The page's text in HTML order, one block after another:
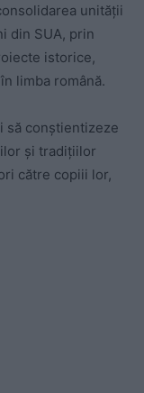
unității
din SUA, prin
istorice,
limba română.
să conștientizeze
și tradițiilor
către copiii lor,